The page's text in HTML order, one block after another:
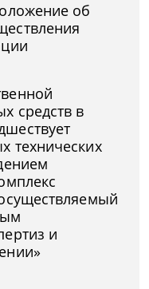
об
средств в
технических
и